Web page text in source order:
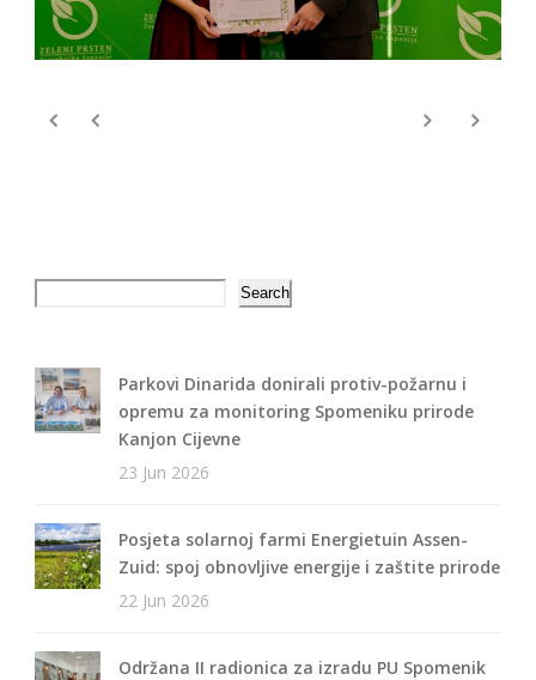
Search
Parkovi Dinarida donirali protiv-požarnu i
opremu za monitoring Spomeniku prirode
Kanjon Cijevne
23 Jun 2026
Posjeta solarnoj farmi Energietuin Assen-
Zuid: spoj obnovljive energije i zaštite prirode
22 Jun 2026
Održana II radionica za izradu PU Spomenik